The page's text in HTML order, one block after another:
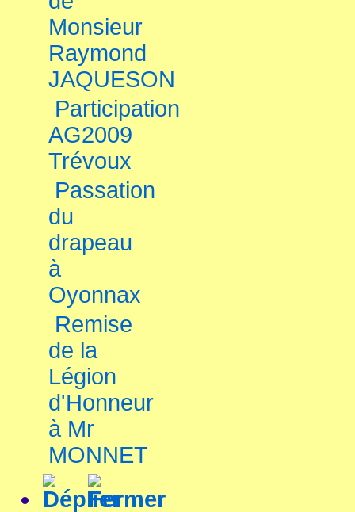
Monsieur
Raymond
JAQUESON
Participation
AG2009
Trévoux
Passation
du
drapeau
à
Oyonnax
Remise
de la
Légion
d'Honneur
à Mr
MONNET